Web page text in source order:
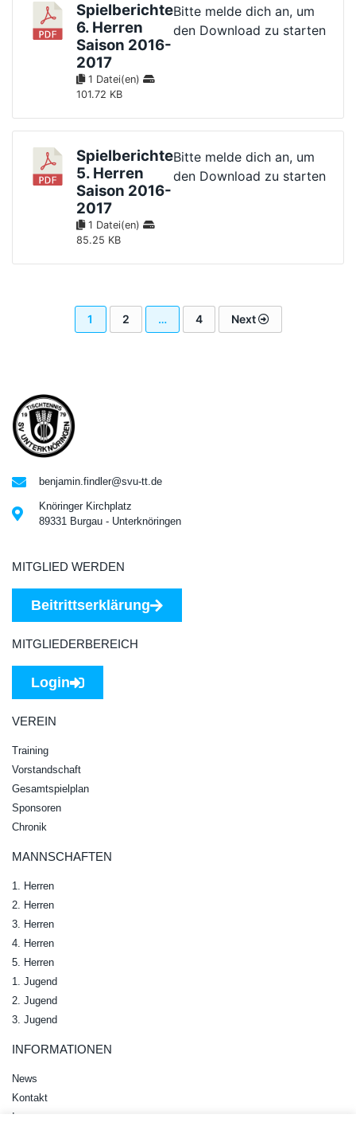
Spielberichte
6. Herren
Saison 2016-
2017
1 Datei(en)
101.72 KB
Bitte melde dich an, um
den Download zu starten
Spielberichte
5. Herren
Saison 2016-
2017
1 Datei(en)
85.25 KB
Bitte melde dich an, um
den Download zu starten
1 2 … 4 Next
benjamin.findler@svu-tt.de
Knöringer Kirchplatz
89331 Burgau - Unterknöringen
MITGLIED WERDEN
Beitrittserklärung
MITGLIEDERBEREICH
Login
VEREIN
Training
Vorstandschaft
Gesamtspielplan
Sponsoren
Chronik
MANNSCHAFTEN
1. Herren
2. Herren
3. Herren
4. Herren
5. Herren
1. Jugend
2. Jugend
3. Jugend
INFORMATIONEN
News
Kontakt
Impressum